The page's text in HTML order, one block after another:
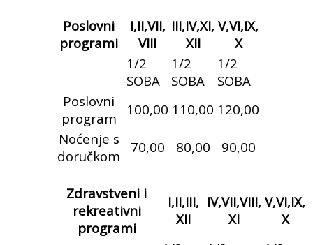
Poslovni
programi
I,II,VII,
VIII
III,IV,XI,
XII
V,VI,IX,
X
1/2
SOBA
1/2
SOBA
1/2
SOBA
Poslovni
program
100,00 110,00 120,00
Noćenje s
doručkom
70,00 80,00 90,00
Zdravstveni i
rekreativni
programi
I,II,III,
XII
IV,VII,VIII,
XI
V,VI,IX,
X